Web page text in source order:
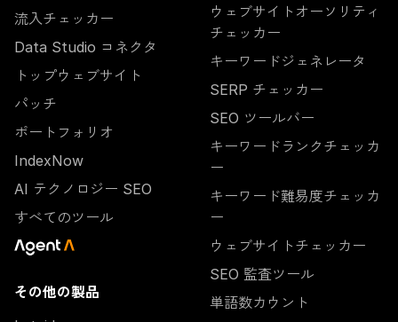
流入チェッカー
Data Studio コネクタ
トップウェブサイト
パッチ
ポートフォリオ
IndexNow
AI テクノロジー SEO
すべてのツール
その他の製品
ウェブサイトオーソリティ
チェッカー
キーワードジェネレータ
SERP チェッカー
SEO ツールバー
キーワードランクチェッカ
ー
キーワード難易度チェッカ
ー
ウェブサイトチェッカー
SEO 監査ツール
単語数カウント